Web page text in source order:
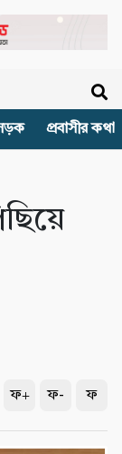
প্রবাসীর কথা
ফ+ ফ- ফ